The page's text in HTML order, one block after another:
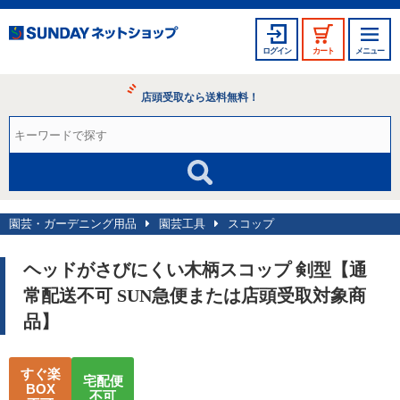
ログイン カート メニュー
店頭受取なら送料無料！
園芸・ガーデニング用品 園芸工具 スコップ
ヘッドがさびにくい木柄スコップ 剣型【通
常配送不可 SUN急便または店頭受取対象商
品】
すぐ楽
BOX
宅配便
不可